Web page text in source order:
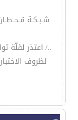
شـبـكـة
../ اعتذر لقلّة
لظروف